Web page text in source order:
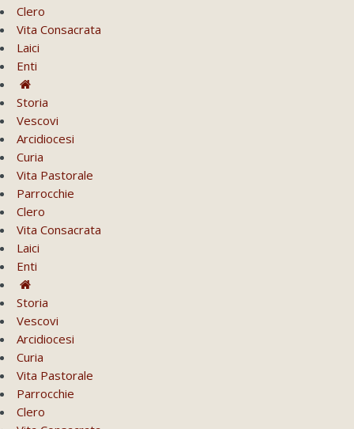
Clero
Vita Consacrata
Laici
Enti
Storia
Vescovi
Arcidiocesi
Curia
Vita Pastorale
Parrocchie
Clero
Vita Consacrata
Laici
Enti
Storia
Vescovi
Arcidiocesi
Curia
Vita Pastorale
Parrocchie
Clero